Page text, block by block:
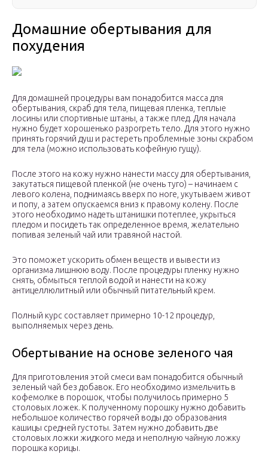
Домашние обертывания для
похудения
Для домашней процедуры вам понадобится масса для
обертывания, скраб для тела, пищевая пленка, теплые
лосины или спортивные штаны, а также плед. Для начала
нужно будет хорошенько разрогреть тело. Для этого нужно
принять горячий душ и растереть проблемные зоны скрабом
для тела (можно использовать кофейную гущу).
После этого на кожу нужно нанести массу для обертывания,
закутаться пищевой пленкой (не очень туго) – начинаем с
левого колена, поднимаясь вверх по ноге, укутываем живот
и попу, а затем опускаемся вниз к правому колену. После
этого необходимо надеть штанишки потеплее, укрыться
пледом и посидеть так определенное время, желательно
попивая зеленый чай или травяной настой.
Это поможет ускорить обмен веществ и вывести из
организма лишнюю воду. После процедуры пленку нужно
снять, обмыться теплой водой и нанести на кожу
антицеллюлитный или обычный питательный крем.
Полный курс составляет примерно 10-12 процедур,
выполняемых через день.
Обертывание на основе зеленого чая
Для приготовления этой смеси вам понадобится обычный
зеленый чай без добавок. Его необходимо измельчить в
кофемолке в порошок, чтобы получилось примерно 5
столовых ложек. К полученному порошку нужно добавить
небольшое количество горячей воды до образования
кашицы средней густоты. Затем нужно добавить две
столовых ложки жидкого меда и неполную чайную ложку
порошка корицы.